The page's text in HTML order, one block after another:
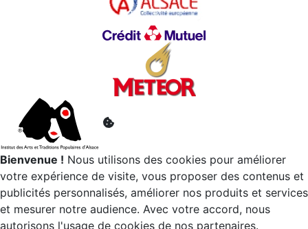
Bienvenue ! Nous utilisons des cookies pour améliorer
votre expérience de visite, vous proposer des contenus et
publicités personnalisés, améliorer nos produits et services
et mesurer notre audience. Avec votre accord, nous
autorisons l'usage de cookies de nos partenaires.